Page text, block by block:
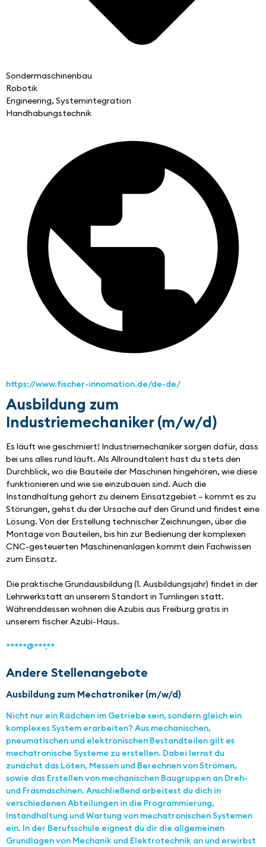
Sondermaschinenbau
Robotik
Engineering, Systemintegration
Handhabungstechnik
https://www.fischer-innomation.de/de-de/
Ausbildung zum
Industriemechaniker (m/w/d)
Es läuft wie geschmiert! Industriemechaniker sorgen dafür, dass
bei uns alles rund läuft. Als Allroundtalent hast du stets den
Durchblick, wo die Bauteile der Maschinen hingehören, wie diese
funktionieren und wie sie einzubauen sind. Auch die
Instandhaltung gehört zu deinem Einsatzgebiet – kommt es zu
Störungen, gehst du der Ursache auf den Grund und findest eine
Lösung. Von der Erstellung technischer Zeichnungen, über die
Montage von Bauteilen, bis hin zur Bedienung der komplexen
CNC-gesteuerten Maschinenanlagen kommt dein Fachwissen
zum Einsatz.
Die praktische Grundausbildung (1. Ausbildungsjahr) findet in der
Lehrwerkstatt an unserem Standort in Tumlingen statt.
Währenddessen wohnen die Azubis aus Freiburg gratis in
unserem fischer Azubi-Haus.
*****@***.**
Andere Stellenangebote
Ausbildung zum Mechatroniker (m/w/d)
Nicht nur ein Rädchen im Getriebe sein, sondern gleich ein
komplexes System erarbeiten? Aus mechanischen,
pneumatischen und elektronischen Bestandteilen gilt es
mechatronische Systeme zu erstellen. Dabei lernst du
zunächst das Löten, Messen und Berechnen von Strömen,
sowie das Erstellen von mechanischen Baugruppen an Dreh-
und Fräsmaschinen. Anschließend arbeitest du dich in
verschiedenen Abteilungen in die Programmierung,
Instandhaltung und Wartung von mechatronischen Systemen
ein. In der Berufsschule eignest du dir die allgemeinen
Grundlagen von Mechanik und Elektrotechnik an und erwirbst